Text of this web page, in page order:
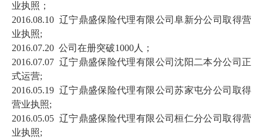
业执照；
2016.08.10 辽宁鼎盛保险代理有限公司阜新分公司取得营
业执照;
2016.07.20 公司在册突破1000人；
2016.07.07 辽宁鼎盛保险代理有限公司沈阳二本分公司正
式运营;
2016.05.19 辽宁鼎盛保险代理有限公司苏家屯分公司取得
营业执照;
2016.05.05 辽宁鼎盛保险代理有限公司桓仁分公司取得营
业执照;